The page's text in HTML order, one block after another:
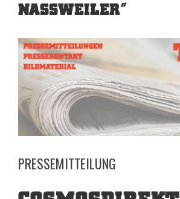
NASSWEILER”
View
Larger
Image
PRESSEMITTEILUNG